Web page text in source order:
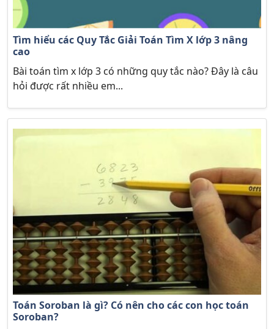
Tìm hiểu các Quy Tắc Giải Toán Tìm X lớp 3 nâng
cao
Bài toán tìm x lớp 3 có những quy tắc nào? Đây là câu
hỏi được rất nhiều em...
Toán Soroban là gì? Có nên cho các con học toán
Soroban?